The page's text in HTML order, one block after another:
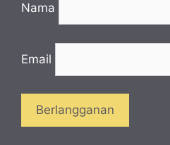
Nama
Email